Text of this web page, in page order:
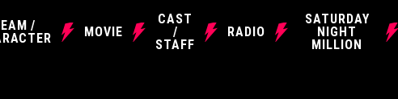
/
MOVIE
CAST
/
STAFF
RADIO
SATURDAY
NIGHT
MILLION